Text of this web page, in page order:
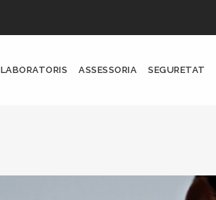
LABORATORIS ASSESSORIA SEGURETAT